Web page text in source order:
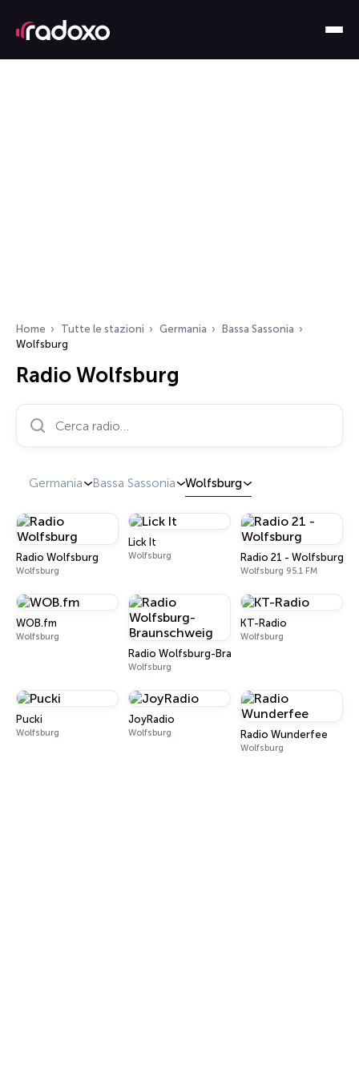
Home Tutte le stazioni Germania
Bassa Sassonia
Wolfsburg
Radio Wolfsburg
Germania Bassa Sassonia Wolfsburg
Radio Wolfsburg
Wolfsburg
Lick It
Wolfsburg Radio 21 - Wolfsburg
Wolfsburg 95.1 FM
WOB.fm
Wolfsburg
Radio Wolfsburg-Braunschweig
Wolfsburg
KT-Radio
Wolfsburg
Pucki
Wolfsburg
JoyRadio
Wolfsburg Radio Wunderfee
Wolfsburg